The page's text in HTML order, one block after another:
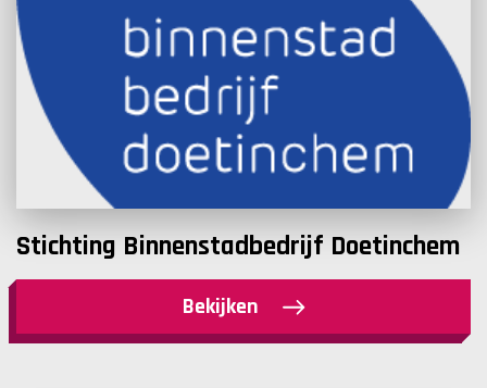
Stichting Binnenstadbedrijf Doetinchem
Bekijken